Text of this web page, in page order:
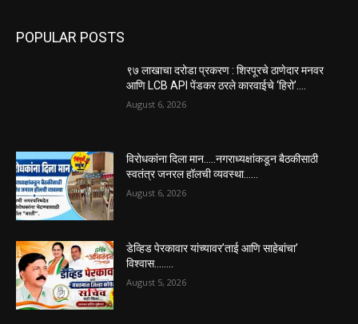
POPULAR POSTS
९७ लाखाचा दरोडा प्रकरण : शिरपूरचे ठाणेदार मनवर
आणि LCB API पेंडकर ठरले कारवाईचे ‘हिरो’….
August 6, 2026
विरोधकांना दिला मान…..नगराध्यक्षांकडून बैठकीसाठी
स्वतंत्र जनरल हॉलची व्यवस्था……
August 6, 2026
डेव्हिड पेरकावार यांच्यावर’ताई आणि साहेबांचा’
विश्वास……..
August 5, 2026